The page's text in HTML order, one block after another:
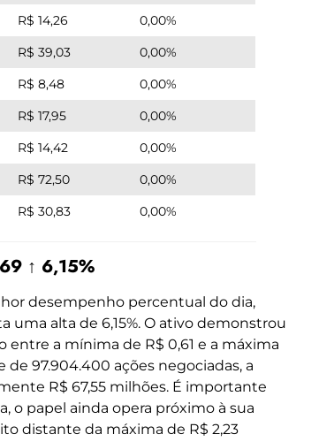
R$ 14,26
0,00%
R$ 39,03
0,00%
R$ 8,48
0,00%
R$ 17,95
0,00%
R$ 14,42
0,00%
R$ 72,50
0,00%
R$ 30,83 0,00%
↑ 6,15%
desempenho percentual do dia,
uma alta de 6,15%. O ativo demonstrou
a mínima de R$ 0,61 e a máxima
de 97.904.400 ações negociadas, a
R$ 67,55 milhões. É importante
o papel ainda opera próximo à sua
distante da máxima de R$ 2,23